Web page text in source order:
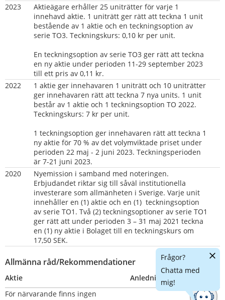
2023
Aktieägare erhåller 25 uniträtter för varje 1
innehavd aktie. 1 uniträtt ger rätt att teckna 1 unit
bestående av 1 aktie och en teckningsoption av
serie TO3. Teckningskurs: 0,10 kr per unit.
En teckningsoption av serie TO3 ger rätt att teckna
en ny aktie under perioden 11-29 september 2023
till ett pris av 0,11 kr.
2022
1 aktie ger innehavaren 1 uniträtt och 10 uniträtter
ger innehavaren rätt att teckna 7 nya units. 1 unit
består av 1 aktie och 1 teckningsoption TO 2022.
Teckningskurs: 7 kr per unit.
1 teckningsoption ger innehavaren rätt att teckna 1
ny aktie för 70 % av det volymviktade priset under
perioden 22 maj - 2 juni 2023. Teckningsperioden
är 7-21 juni 2023.
2020
Nyemission i samband med noteringen.
Erbjudandet riktar sig till såväl institutionella
investerare som allmänheten i Sverige. Varje unit
innehåller en (1) aktie och en (1)  teckningsoption
av serie TO1. Två (2) teckningsoptioner av serie TO1
ger rätt att under perioden 3 – 31 maj 2021 teckna
en (1) ny aktie i Bolaget till en teckningskurs om
17,50 SEK.
Allmänna råd/Rekommendationer
Aktie Anledning
För närvarande finns ingen
Frågor?
Chatta med
mig!
Dölj